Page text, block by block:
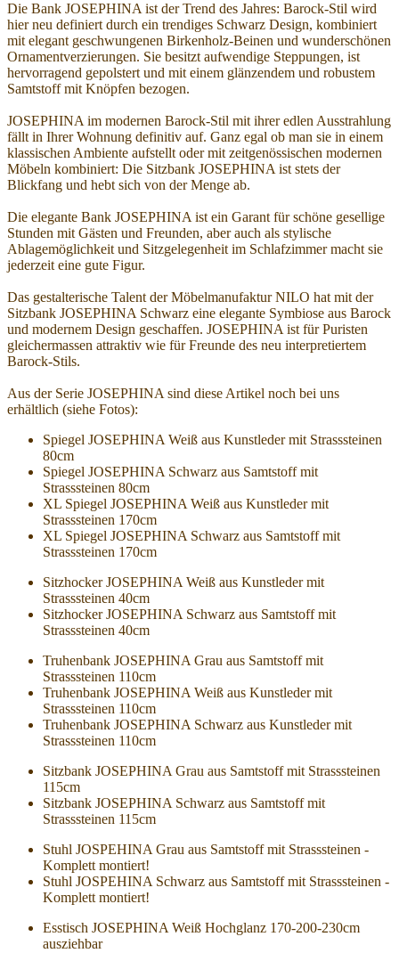
Die Bank JOSEPHINA ist der Trend des Jahres: Barock-Stil wird
hier neu definiert durch ein trendiges Schwarz Design, kombiniert
mit elegant geschwungenen Birkenholz-Beinen und wunderschönen
Ornamentverzierungen. Sie besitzt aufwendige Steppungen, ist
hervorragend gepolstert und mit einem glänzendem und robustem
Samtstoff mit Knöpfen bezogen.
JOSEPHINA im modernen Barock-Stil mit ihrer edlen Ausstrahlung
fällt in Ihrer Wohnung definitiv auf. Ganz egal ob man sie in einem
klassischen Ambiente aufstellt oder mit zeitgenössischen modernen
Möbeln kombiniert: Die Sitzbank JOSEPHINA ist stets der
Blickfang und hebt sich von der Menge ab.
Die elegante Bank JOSEPHINA ist ein Garant für schöne gesellige
Stunden mit Gästen und Freunden, aber auch als stylische
Ablagemöglichkeit und Sitzgelegenheit im Schlafzimmer macht sie
jederzeit eine gute Figur.
Das gestalterische Talent der Möbelmanufaktur NILO hat mit der
Sitzbank JOSEPHINA Schwarz eine elegante Symbiose aus Barock
und modernem Design geschaffen. JOSEPHINA ist für Puristen
gleichermassen attraktiv wie für Freunde des neu interpretiertem
Barock-Stils.
Aus der Serie JOSEPHINA sind diese Artikel noch bei uns
erhältlich (siehe Fotos):
Spiegel JOSEPHINA Weiß aus Kunstleder mit Strasssteinen
80cm
Spiegel JOSEPHINA Schwarz aus Samtstoff mit
Strasssteinen 80cm
XL Spiegel JOSEPHINA Weiß aus Kunstleder mit
Strasssteinen 170cm
XL Spiegel JOSEPHINA Schwarz aus Samtstoff mit
Strasssteinen 170cm
Sitzhocker JOSEPHINA Weiß aus Kunstleder mit
Strasssteinen 40cm
Sitzhocker JOSEPHINA Schwarz aus Samtstoff mit
Strasssteinen 40cm
Truhenbank JOSEPHINA Grau aus Samtstoff mit
Strasssteinen 110cm
Truhenbank JOSEPHINA Weiß aus Kunstleder mit
Strasssteinen 110cm
Truhenbank JOSEPHINA Schwarz aus Kunstleder mit
Strasssteinen 110cm
Sitzbank JOSEPHINA Grau aus Samtstoff mit Strasssteinen
115cm
Sitzbank JOSEPHINA Schwarz aus Samtstoff mit
Strasssteinen 115cm
Stuhl JOSPEHINA Grau aus Samtstoff mit Strasssteinen -
Komplett montiert!
Stuhl JOSPEHINA Schwarz aus Samtstoff mit Strasssteinen -
Komplett montiert!
Esstisch JOSEPHINA Weiß Hochglanz 170-200-230cm
ausziehbar